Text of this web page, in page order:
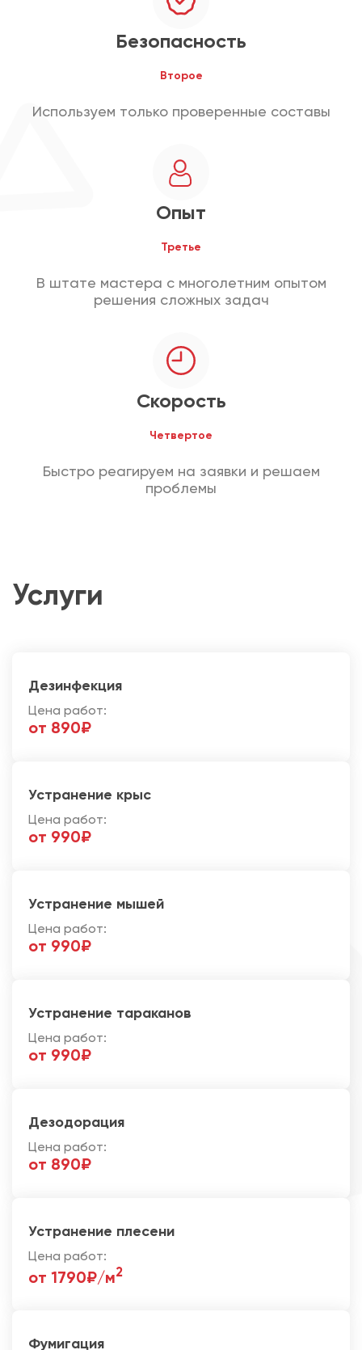
Безопасность
Второе
Используем только проверенные составы
Опыт
Третье
В штате мастера с многолетним опытом
решения сложных задач
Скорость
Четвертое
Быстро реагируем на заявки и решаем
проблемы
Услуги
Дезинфекция
Цена работ:
от 890₽
Устранение крыс
Цена работ:
от 990₽
Устранение мышей
Цена работ:
от 990₽
Устранение тараканов
Цена работ:
от 990₽
Дезодорация
Цена работ:
от 890₽
Устранение плесени
Цена работ:
от 1790₽/м2
Фумигация